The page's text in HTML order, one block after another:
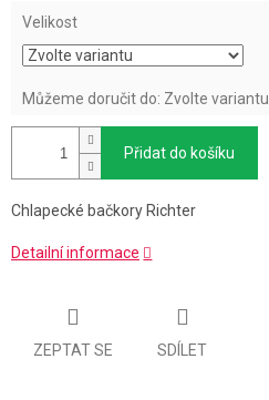
Velikost
Můžeme doručit do: Zvolte variantu
Přidat do košíku
Chlapecké bačkory Richter
Detailní informace
ZEPTAT SE SDÍLET